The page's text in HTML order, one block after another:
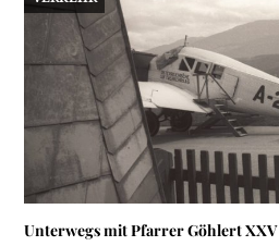
Unterwegs mit Pfarrer Göhlert XXV